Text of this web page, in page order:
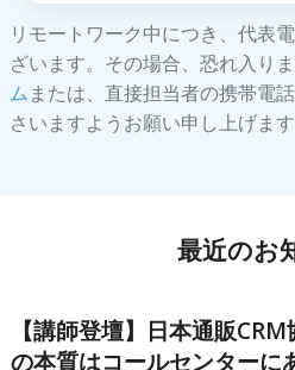
リモートワーク中につき、代表
ざいます。その場合、恐れ入りま
ムまたは、直接担当者の携帯電
さいますようお願い申し上げます
最近のお
【講師登壇】日本通販
の本質はコールセンターに